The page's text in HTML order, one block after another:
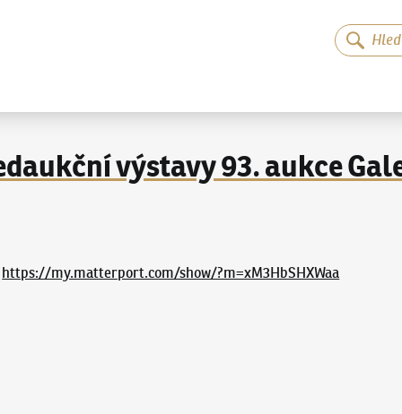
výstavy 93. aukce
https://my.matterport.com/show/?m=xM3HbSHXWaa